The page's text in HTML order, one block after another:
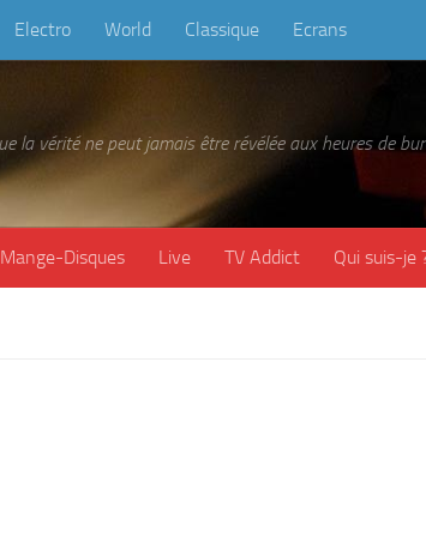
Electro World Classique Ecrans
la vérité ne peut jamais être révélée aux heures de
Mange-Disques Live TV Addict Qui suis-je